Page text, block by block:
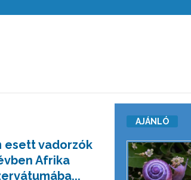
esett vadorzók
Afrika
AJÁNLÓ